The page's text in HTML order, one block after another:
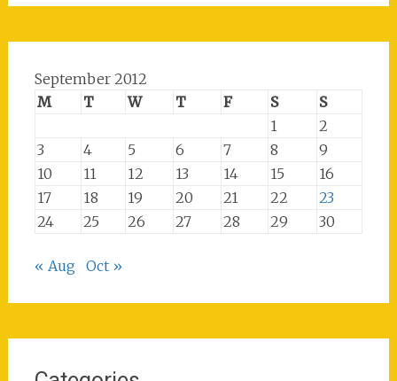
September 2012
M
T W T F S
S
1
2
3
4 5 6 7 8
9
10
11 12 13 14 15
16
17
18 19 20 21 22
23
24
25 26 27 28 29 30
« Aug Oct »